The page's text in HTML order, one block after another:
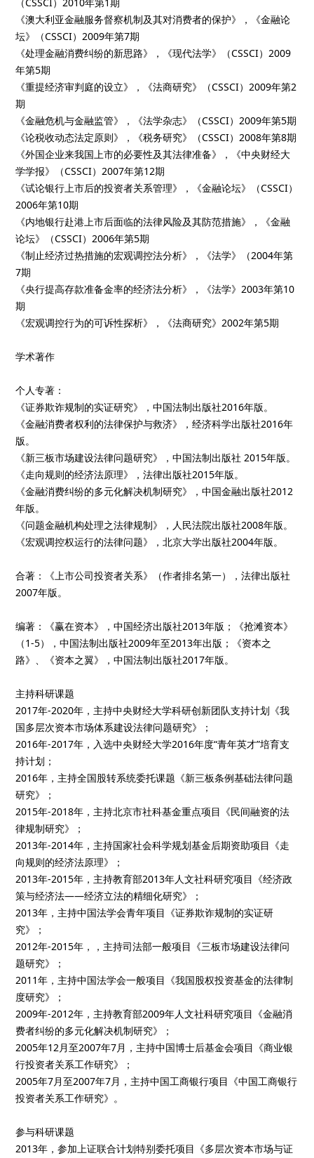
《澳大利亚金融服务督察机制及其对消费者的保护》，《金融论
坛》（CSSCI）2009年第7期
《处理金融消费纠纷的新思路》，《现代法学》（CSSCI）2009
年第5期
《重提经济审判庭的设立》，《法商研究》（CSSCI）2009年第2
期
《金融危机与金融监管》，《法学杂志》（CSSCI）2009年第5期
《论税收动态法定原则》，《税务研究》（CSSCI）2008年第8期
《外国企业来我国上市的必要性及其法律准备》，《中央财经大
学学报》（CSSCI）2007年第12期
《试论银行上市后的投资者关系管理》，《金融论坛》（CSSCI）
2006年第10期
《内地银行赴港上市后面临的法律风险及其防范措施》，《金融
论坛》（CSSCI）2006年第5期
《制止经济过热措施的宏观调控法分析》，《法学》（2004年第
7期
《央行提高存款准备金率的经济法分析》，《法学》2003年第10
期
《宏观调控行为的可诉性探析》，《法商研究》2002年第5期
学术著作
个人专著：
《证券欺诈规制的实证研究》，中国法制出版社2016年版。
《金融消费者权利的法律保护与救济》，经济科学出版社2016年
版。
《新三板市场建设法律问题研究》，中国法制出版社 2015年版。
《走向规则的经济法原理》，法律出版社2015年版。
《金融消费纠纷的多元化解决机制研究》，中国金融出版社2012
年版。
《问题金融机构处理之法律规制》，人民法院出版社2008年版。
《宏观调控权运行的法律问题》，北京大学出版社2004年版。
合著：《上市公司投资者关系》（作者排名第一），法律出版社
2007年版。
编著：《赢在资本》，中国经济出版社2013年版；《抢滩资本》
（1-5），中国法制出版社2009年至2013年出版；《资本之
路》、《资本之翼》，中国法制出版社2017年版。
主持科研课题
2017年-2020年，主持中央财经大学科研创新团队支持计划《我
国多层次资本市场体系建设法律问题研究》；
2016年-2017年，入选中央财经大学2016年度“青年英才”培育支
持计划；
2016年，主持全国股转系统委托课题《新三板条例基础法律问题
研究》；
2015年-2018年，主持北京市社科基金重点项目《民间融资的法
律规制研究》；
2013年-2014年，主持国家社会科学规划基金后期资助项目《走
向规则的经济法原理》；
2013年-2015年，主持教育部2013年人文社科研究项目《经济政
策与经济法——经济立法的精细化研究》；
2013年，主持中国法学会青年项目《证券欺诈规制的实证研
究》；
2012年-2015年，，主持司法部一般项目《三板市场建设法律问
题研究》；
2011年，主持中国法学会一般项目《我国股权投资基金的法律制
度研究》；
2009年-2012年，主持教育部2009年人文社科研究项目《金融消
费者纠纷的多元化解决机制研究》；
2005年12月至2007年7月，主持中国博士后基金会项目《商业银
行投资者关系工作研究》；
2005年7月至2007年7月，主持中国工商银行项目《中国工商银行
投资者关系工作研究》。
参与科研课题
2013年，参加上证联合计划特别委托项目《多层次资本市场与证